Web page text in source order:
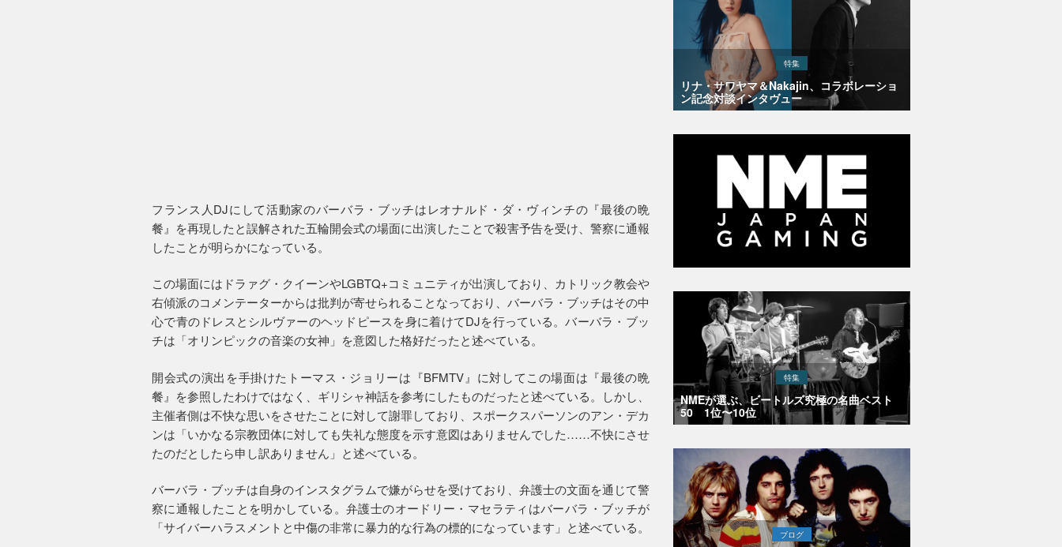
フランス人DJにして活動家のバーバラ・ブッチはレオナルド・ダ・ヴィンチの『最後の晩
餐』を再現したと誤解された五輪開会式の場面に出演したことで殺害予告を受け、警察に通報
したことが明らかになっている。
この場面にはドラァグ・クイーンやLGBTQ+コミュニティが出演しており、カトリック教会や
右傾派のコメンテーターからは批判が寄せられることなっており、バーバラ・ブッチはその中
心で青のドレスとシルヴァーのヘッドピースを身に着けてDJを行っている。バーバラ・ブッ
チは「オリンピックの音楽の女神」を意図した格好だったと述べている。
開会式の演出を手掛けたトーマス・ジョリーは『BFMTV』に対してこの場面は『最後の晩
餐』を参照したわけではなく、ギリシャ神話を参考にしたものだったと述べている。しかし、
主催者側は不快な思いをさせたことに対して謝罪しており、スポークスパーソンのアン・デカ
ンは「いかなる宗教団体に対しても失礼な態度を示す意図はありませんでした……不快にさせ
たのだとしたら申し訳ありません」と述べている。
バーバラ・ブッチは自身のインスタグラムで嫌がらせを受けており、弁護士の文面を通じて警
察に通報したことを明かしている。弁護士のオードリー・マセラティはバーバラ・ブッチが
「サイバーハラスメントと中傷の非常に暴力的な行為の標的になっています」と述べている。
特集
リナ・サワヤマ＆Nakajin、コラボレーショ
ン記念対談インタヴュー
特集
NMEが選ぶ、ビートルズ究極の名曲ベスト
50 1位〜10位
ブログ